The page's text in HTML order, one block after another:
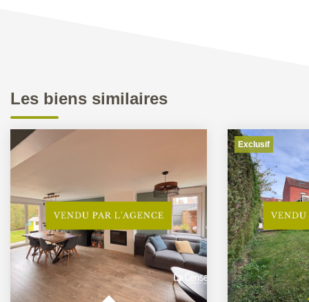
Les biens similaires
Exclusif